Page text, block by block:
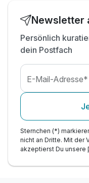
Newsletter
Persönlich
dein Postfach
E-Mail-Adresse*
Sternchen (*)
nicht an Dritte. Mit der
akzeptierst Du unsere